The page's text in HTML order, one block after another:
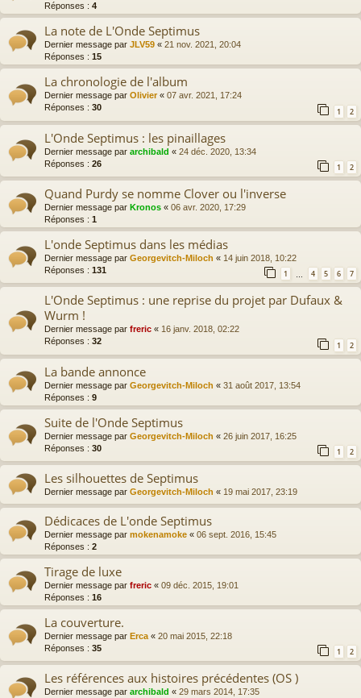
Réponses : 4
La note de L'Onde Septimus
Dernier message par JLV59 « 21 nov. 2021, 20:04
Réponses : 15
La chronologie de l'album
Dernier message par Olivier« 07 avr. 2021, 17:24
Réponses : 30 1 2
L'Onde Septimus : les pinaillages
Dernier message par archibald « 24 déc. 2020, 13:34
Réponses : 26 1 2
Quand Purdy se nomme Clover ou l'inverse
Dernier message par Kronos « 06 avr. 2020, 17:29
Réponses : 1
L'onde Septimus dans les médias
Dernier message par Georgevitch-Miloch « 14 juin 2018, 10:22
Réponses : 131 1 … 4 5 6 7
L'Onde Septimus : une reprise du projet par Dufaux &
Wurm !
Dernier message par freric « 16 janv. 2018, 02:22
Réponses : 32 1 2
La bande annonce
Dernier message par Georgevitch-Miloch « 31 août 2017, 13:54
Réponses : 9
Suite de l'Onde Septimus
Dernier message par Georgevitch-Miloch « 26 juin 2017, 16:25
Réponses : 30 1 2
Les silhouettes de Septimus
Dernier message par Georgevitch-Miloch « 19 mai 2017, 23:19
Dédicaces de L'onde Septimus
Dernier message par mokenamoke « 06 sept. 2016, 15:45
Réponses : 2
Tirage de luxe
Dernier message par freric « 09 déc. 2015, 19:01
Réponses : 16
La couverture.
Dernier message par Erca « 20 mai 2015, 22:18
Réponses : 35 1 2
Les références aux histoires précédentes (OS )
Dernier message par archibald « 29 mars 2014, 17:35